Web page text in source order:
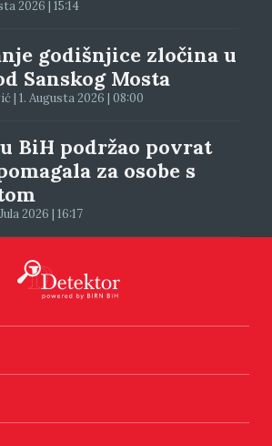
2026 | 15:14
godišnjice zločina u
Sanskog Mosta
| 1. Augusta 2026 | 08:00
BiH podržao povrat
za osobe s
2026 | 16:17